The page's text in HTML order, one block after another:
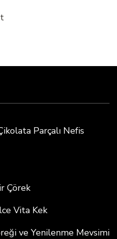
Parçalı Nefis
Çörek
Vita Kek
ve Yenilenme Mevsimi